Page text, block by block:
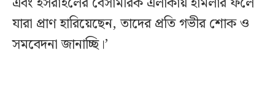
যারা প্রাণ হারিয়েছেন, তাদের প্রতি গভীর শোক ও
সমবেদনা জানাচ্ছি।’